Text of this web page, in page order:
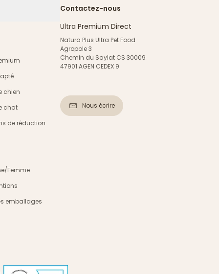
chien
chat
de réduction
Femme
emballages
Contactez-nous
Ultra Premium Direct
Natura Plus Ultra Pet Food
Agropole 3
Chemin du Saylat CS 30009
47901 AGEN CEDEX 9
Nous écrire